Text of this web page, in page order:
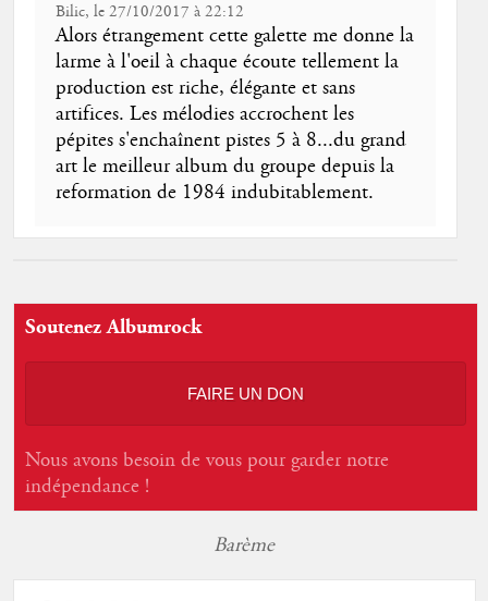
Bilic, le 27/10/2017 à 22:12
Alors étrangement cette galette me donne la
larme à l'oeil à chaque écoute tellement la
production est riche, élégante et sans
artifices. Les mélodies accrochent les
pépites s'enchaînent pistes 5 à 8...du grand
art le meilleur album du groupe depuis la
reformation de 1984 indubitablement.
Soutenez Albumrock
FAIRE UN DON
Nous avons besoin de vous pour garder notre
indépendance !
Barème